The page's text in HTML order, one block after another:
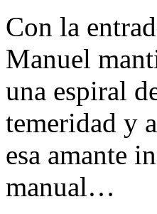
Con la
Manuel
una espiral
temeridad y
esa amante
manual…